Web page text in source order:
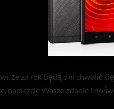
że za rok będą oni chwalić
napiszcie Wasze zdanie i